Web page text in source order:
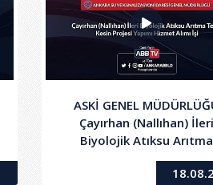
ASKİ GENEL
Çayırhan (Nallıhan) İleri
Biyolojik Atıksu Arıtma
Tesisi Kesin Projesi